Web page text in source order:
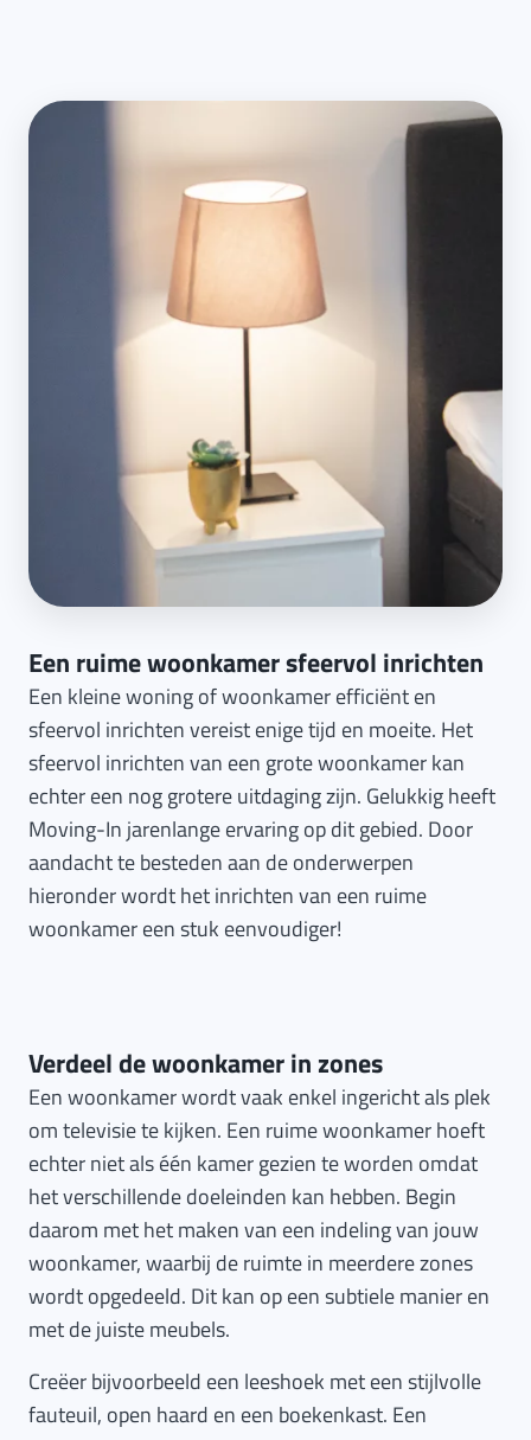
Een ruime woonkamer sfeervol inrichten
Een kleine woning of woonkamer efficiënt en
sfeervol inrichten vereist enige tijd en moeite. Het
sfeervol inrichten van een grote woonkamer kan
echter een nog grotere uitdaging zijn. Gelukkig heeft
Moving-In jarenlange ervaring op dit gebied. Door
aandacht te besteden aan de onderwerpen
hieronder wordt het inrichten van een ruime
woonkamer een stuk eenvoudiger!
Verdeel de woonkamer in zones
Een woonkamer wordt vaak enkel ingericht als plek
om televisie te kijken. Een ruime woonkamer hoeft
echter niet als één kamer gezien te worden omdat
het verschillende doeleinden kan hebben. Begin
daarom met het maken van een indeling van jouw
woonkamer, waarbij de ruimte in meerdere zones
wordt opgedeeld. Dit kan op een subtiele manier en
met de juiste meubels.
Creëer bijvoorbeeld een leeshoek met een stijlvolle
fauteuil, open haard en een boekenkast. Een